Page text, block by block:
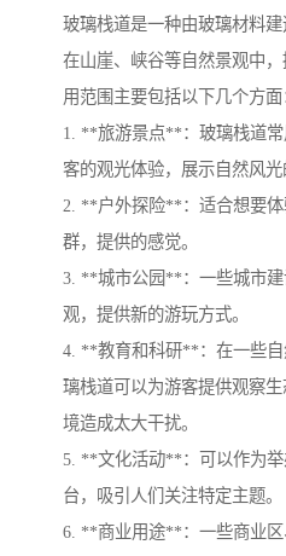
玻璃栈道是一种由玻璃材料
在山崖、峡谷等自然景观中
用范围主要包括以下几个方面
1. **旅游景点**：玻璃栈道
客的观光体验，展示自然风光
2. **户外探险**：适合想要
群，提供的感觉。
3. **城市公园**：一些城市
观，提供新的游玩方式。
4. **教育和科研**：在一些
璃栈道可以为游客提供观察
境造成太大干扰。
5. **文化活动**：可以作为
台，吸引人们关注特定主题。
6. **商业用途**：一些商业